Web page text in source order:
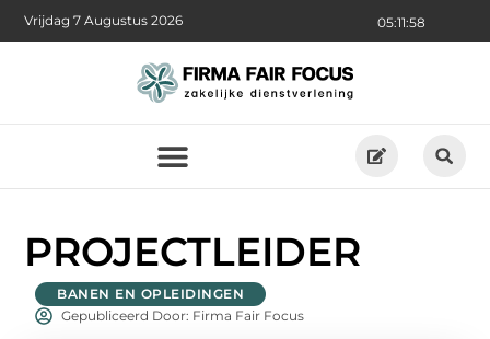
05:11:59
Vrijdag 7 Augustus 2026
PROJECTLEIDER
BANEN EN OPLEIDINGEN
Gepubliceerd Door: Firma Fair Focus